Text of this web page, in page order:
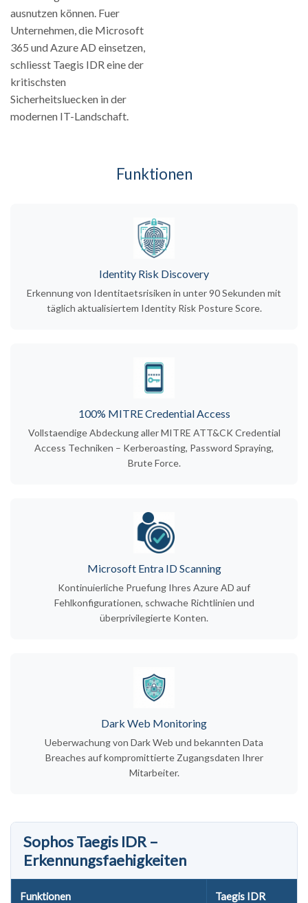
ausnutzen können. Fuer
Unternehmen, die Microsoft
365 und Azure AD einsetzen,
schliesst Taegis IDR eine der
kritischsten
Sicherheitsluecken in der
modernen IT-Landschaft.
Funktionen
Identity Risk Discovery
Erkennung von Identitaetsrisiken in unter 90 Sekunden mit
täglich aktualisiertem Identity Risk Posture Score.
100% MITRE Credential Access
Vollstaendige Abdeckung aller MITRE ATT&CK Credential
Access Techniken – Kerberoasting, Password Spraying,
Brute Force.
Microsoft Entra ID Scanning
Kontinuierliche Pruefung Ihres Azure AD auf
Fehlkonfigurationen, schwache Richtlinien und
überprivilegierte Konten.
Dark Web Monitoring
Ueberwachung von Dark Web und bekannten Data
Breaches auf kompromittierte Zugangsdaten Ihrer
Mitarbeiter.
Sophos Taegis IDR –
Erkennungsfaehigkeiten
Funktionen Taegis IDR